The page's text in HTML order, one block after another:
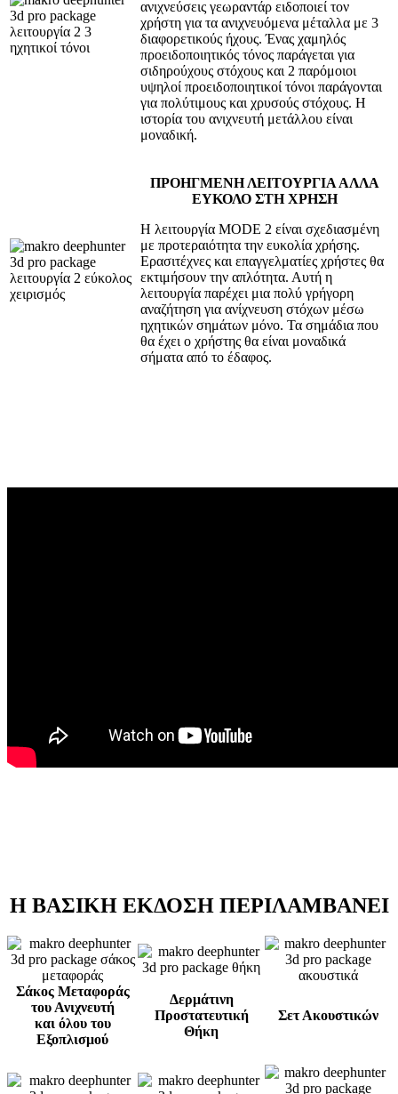
ανιχνεύσεις γεωραντάρ ειδοποιεί τον
χρήστη για τα ανιχνευόμενα μέταλλα με 3
διαφορετικούς ήχους. Ένας χαμηλός
προειδοποιητικός τόνος παράγεται για
σιδηρούχους στόχους και 2 παρόμοιοι
υψηλοί προειδοποιητικοί τόνοι παράγονται
για πολύτιμους και χρυσούς στόχους. Η
ιστορία του ανιχνευτή μετάλλου είναι
μοναδική.
ΠΡΟΗΓΜΕΝΗ ΛΕΙΤΟΥΡΓΙΑ ΑΛΛΑ
ΕΥΚΟΛΟ ΣΤΗ ΧΡΗΣΗ
Η λειτουργία MODE 2 είναι σχεδιασμένη
με προτεραιότητα την ευκολία χρήσης.
Ερασιτέχνες και επαγγελματίες χρήστες θα
εκτιμήσουν την απλότητα. Αυτή η
λειτουργία παρέχει μια πολύ γρήγορη
αναζήτηση για ανίχνευση στόχων μέσω
ηχητικών σημάτων μόνο. Τα σημάδια που
θα έχει ο χρήστης θα είναι μοναδικά
σήματα από το έδαφος.
Η ΒΑΣΙΚΗ ΕΚΔΟΣΗ ΠΕΡΙΛΑΜΒΑΝΕΙ
Σάκος Μεταφοράς
του Ανιχνευτή
και όλου του
Εξοπλισμού
Δερμάτινη
Προστατευτική
Θήκη
Σετ Ακουστικών